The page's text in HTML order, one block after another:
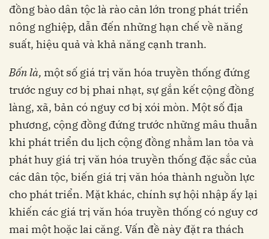
đồng bào dân tộc là rào cản lớn trong phát triển
nông nghiệp, dẫn đến những hạn chế về năng
suất, hiệu quả và khả năng cạnh tranh.
Bốn là, một số giá trị văn hóa truyền thống đứng
trước nguy cơ bị phai nhạt, sự gắn kết cộng đồng
làng, xã, bản có nguy cơ bị xói mòn. Một số địa
phương, cộng đồng đứng trước những mâu thuẫn
khi phát triển du lịch cộng đồng nhằm lan tỏa và
phát huy giá trị văn hóa truyền thống đặc sắc của
các dân tộc, biến giá trị văn hóa thành nguồn lực
cho phát triển. Mặt khác, chính sự hội nhập ấy lại
khiến các giá trị văn hóa truyền thống có nguy cơ
mai một hoặc lai căng. Vấn đề này đặt ra thách